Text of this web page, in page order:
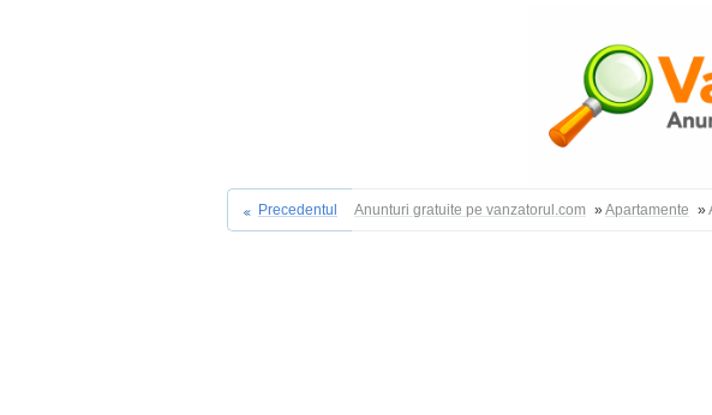
Precedentul Anunturi gratuite pe vanzatorul.com »Apartamente »